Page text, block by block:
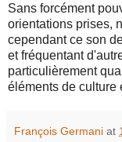
Sans forcément
orientations prises,
cependant ce son
et fréquentant
particulièrement
éléments de culture
François Germani at